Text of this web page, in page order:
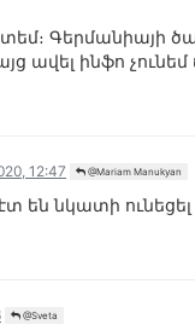
Գերմանիայի
ավել ինֆո
12:47 @Mariam Manukyan
են նկատի ունեցել
@Sveta